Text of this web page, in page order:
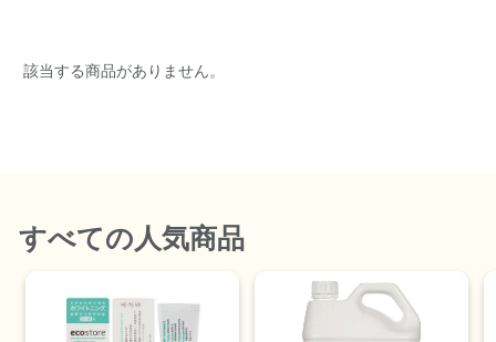
人気順
該当する商品がありません。
すべての人気商品